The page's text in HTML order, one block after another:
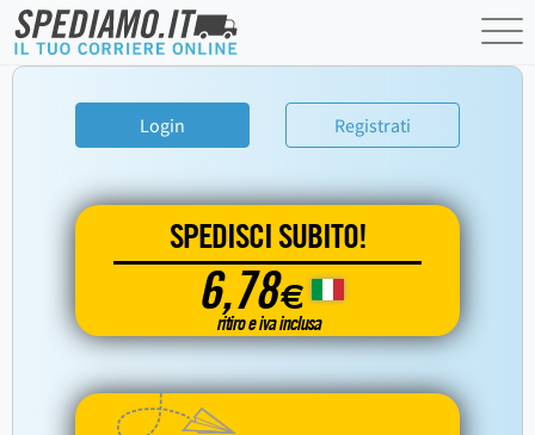
Login Registrati
SPEDISCI SUBITO!
6,78€
ritiro e iva inclusa